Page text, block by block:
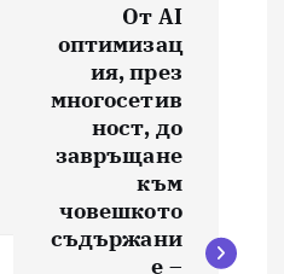
От AI
оптимизац
ия, през
многосетив
ност, до
завръщане
към
човешкото
съдържани
е –